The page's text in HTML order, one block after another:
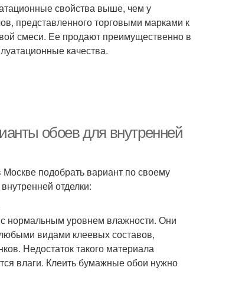
свойства выше, чем у
представленного торговыми марками к
смеси. Ее продают преимущественно в
качества.
обоев для внутренней
подобрать вариант по своему
отделки:
нормальным уровнем влажности. Они
видами клеевых составов,
Недостаток такого материала
влаги. Клеить бумажные обои нужно